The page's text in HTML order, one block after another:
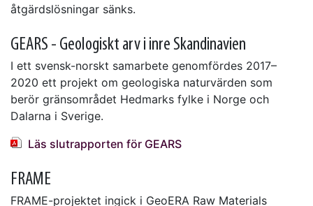
åtgärdslösningar sänks.
GEARS - Geologiskt arv i inre Skandinavien
I ett svensk-norskt samarbete genomfördes 2017–
2020 ett projekt om geologiska naturvärden som
berör gränsområdet Hedmarks fylke i Norge och
Dalarna i Sverige.
Läs slutrapporten för GEARS
FRAME
FRAME-projektet ingick i GeoERA Raw Materials